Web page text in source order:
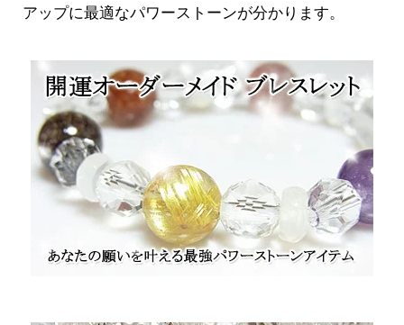
アップに最適なパワーストーンが分かります。